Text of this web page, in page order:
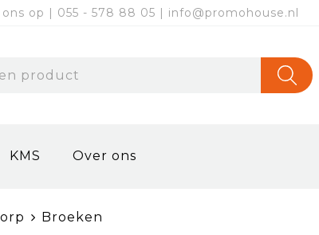
op | 055 - 578 88 05 | info@promohouse.nl
KMS Over ons
Broeken